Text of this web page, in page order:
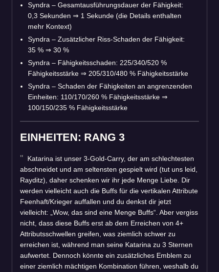
Syndra – Gesamtausführungsdauer der Fähigkeit:
0,3 Sekunden ⇒ 1 Sekunde (die Details enthalten
mehr Kontext)
Syndra – Zusätzlicher Riss-Schaden der Fähigkeit:
35 % ⇒ 30 %
Syndra – Fähigkeitsschaden: 225/340/520 %
Fähigkeitsstärke ⇒ 205/310/480 % Fähigkeitsstärke
Syndra – Schaden der Fähigkeiten an angrenzenden
Einheiten: 110/170/260 % Fähigkeitsstärke ⇒
100/150/235 % Fähigkeitsstärke
EINHEITEN: RANG 3
Katarina ist unser 3-Gold-Carry, der am schlechtesten
abschneidet und am seltensten gespielt wird (tut uns leid,
Rayditz), daher schenken wir ihr jede Menge Liebe. Dir
werden vielleicht auch die Buffs für die vertikalen Attribute
Feenhaft/Krieger auffallen und du denkst dir jetzt
vielleicht: „Wow, das sind eine Menge Buffs“. Aber vergiss
nicht, dass diese Buffs erst ab dem Erreichen von 4+
Attributsschwellen greifen, was ziemlich schwer zu
erreichen ist, während man seine Katarina zu 3 Sternen
aufwertet. Dennoch könnte ein zusätzliches Emblem zu
einer ziemlich mächtigen Kombination führen, weshalb du